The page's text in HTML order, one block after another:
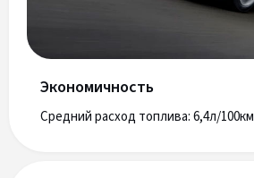
Экономичность
Средний расход топлива: 6,4л/100км